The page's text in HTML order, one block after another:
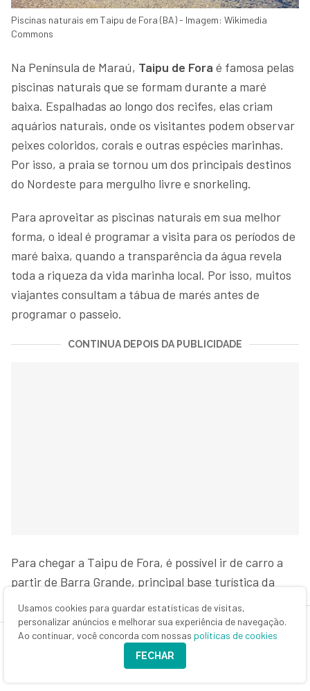
Piscinas naturais em Taipu de Fora (BA) - Imagem: Wikimedia
Commons
Na Península de Maraú, Taipu de Fora é famosa pelas
piscinas naturais que se formam durante a maré
baixa. Espalhadas ao longo dos recifes, elas criam
aquários naturais, onde os visitantes podem observar
peixes coloridos, corais e outras espécies marinhas.
Por isso, a praia se tornou um dos principais destinos
do Nordeste para mergulho livre e snorkeling.
Para aproveitar as piscinas naturais em sua melhor
forma, o ideal é programar a visita para os períodos de
maré baixa, quando a transparência da água revela
toda a riqueza da vida marinha local. Por isso, muitos
viajantes consultam a tábua de marés antes de
programar o passeio.
CONTINUA DEPOIS DA PUBLICIDADE
Para chegar a Taipu de Fora, é possível ir de carro a
partir de Barra Grande, principal base turística da
Península de Maraú. A região fica a cerca de 7
quilômetros da vila e o viajante pode acessá-la de
carro, quadriciclo, bicicleta ou transfer. Para quem
vem de outras partes da Bahia, o trajeto geralmente
Usamos cookies para guardar estatísticas de visitas,
personalizar anúncios e melhorar sua experiência de navegação.
Ao continuar, você concorda com nossas políticas de cookies
FECHAR